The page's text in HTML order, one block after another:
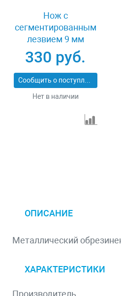
Нож с
сегментированным
лезвием 9 мм
Kraftool 09192
330 руб.
Сообщить о поступлении
Нет в наличии
ОПИСАНИЕ
Металлический
ХАРАКТЕРИСТИКИ
Производитель